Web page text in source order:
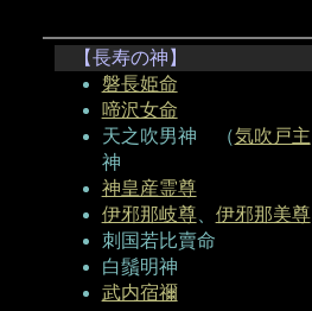
【長寿の神】
磐長姫命
啼沢女命
天之吹男神 （気吹戸主
神
神皇産霊尊
伊邪那岐尊、 伊邪那美尊
刺国若比賣命
白鬚明神
武内宿禰